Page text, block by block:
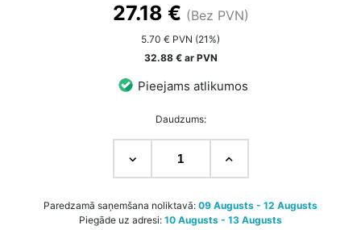
27.18 € (Bez PVN)
5.70 € PVN (21%)
32.88 € ar PVN
Pieejams atlikumos
Daudzums:
Paredzamā saņemšana noliktavā: 09 Augusts - 12 Augusts
Piegāde uz adresi: 10 Augusts - 13 Augusts